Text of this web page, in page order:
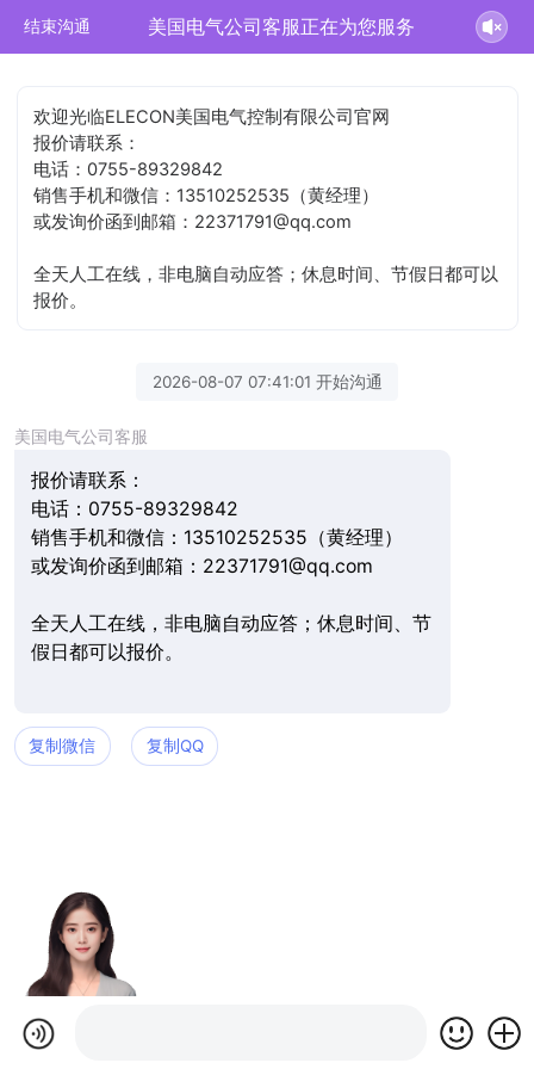
结束沟通 美国电气公司客服正在为您服务
欢迎光临ELECON美国电气控制有限公司官网
报价请联系：
电话：0755-89329842
销售手机和微信：13510252535（黄经理）
或发询价函到邮箱：22371791@qq.com
全天人工在线，非电脑自动应答；休息时间、节假日都可以
报价。
2026-08-07 07:41:01 开始沟通
美国电气公司客服
报价请联系：
电话：0755-89329842
销售手机和微信：13510252535（黄经理）
或发询价函到邮箱：22371791@qq.com
全天人工在线，非电脑自动应答；休息时间、节
假日都可以报价。
复制微信 复制QQ